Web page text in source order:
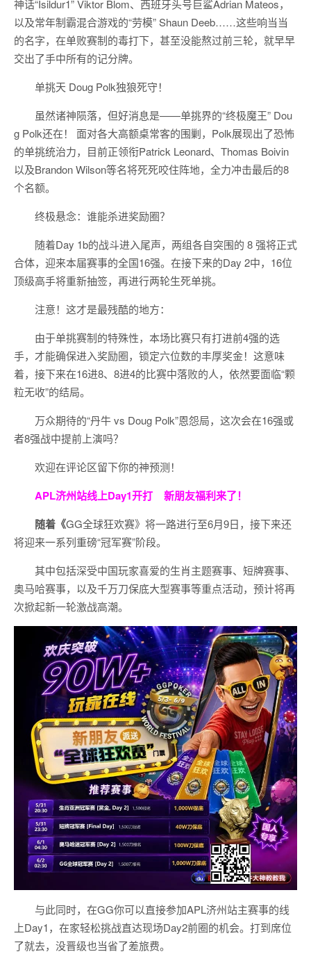
神话“Isildur1” Viktor Blom、西班牙头号巨鲨Adrian Mateos，
以及常年制霸混合游戏的“劳模” Shaun Deeb……这些响当当
的名字，在单败赛制的毒打下，甚至没能熬过前三轮，就早早
交出了手中所有的记分牌。
单挑天 Doug Polk独狼死守！
虽然诸神陨落，但好消息是——单挑界的“终极魔王” Dou
g Polk还在！ 面对各大高额桌常客的围剿，Polk展现出了恐怖
的单挑统治力，目前正领衔Patrick Leonard、Thomas Boivin
以及Brandon Wilson等名将死死咬住阵地，全力冲击最后的8
个名额。
终极悬念：谁能杀进奖励圈？
随着Day 1b的战斗进入尾声，两组各自突围的 8 强将正式
合体，迎来本届赛事的全国16强。在接下来的Day 2中，16位
顶级高手将重新抽签，再进行两轮生死单挑。
注意！这才是最残酷的地方：
由于单挑赛制的特殊性，本场比赛只有打进前4强的选
手，才能确保进入奖励圈，锁定六位数的丰厚奖金！这意味
着，接下来在16进8、8进4的比赛中落败的人，依然要面临“颗
粒无收”的结局。
万众期待的“丹牛 vs Doug Polk”恩怨局，这次会在16强或
者8强战中提前上演吗？
欢迎在评论区留下你的神预测！
APL济州站线上Day1开打 新朋友福利来了！
随着《GG全球狂欢赛》将一路进行至6月9日，接下来还
将迎来一系列重磅“冠军赛”阶段。
其中包括深受中国玩家喜爱的生肖主题赛事、短牌赛事、
奥马哈赛事，以及千万刀保底大型赛事等重点活动，预计将再
次掀起新一轮激战高潮。
与此同时，在GG你可以直接参加APL济州站主赛事的线
上Day1，在家轻松挑战直达现场Day2前圈的机会。打到席位
了就去，没晋级也当省了差旅费。